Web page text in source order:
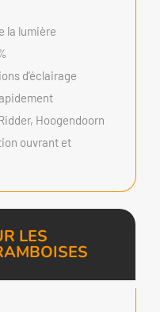
la lumière
d’éclairage
Hoogendoorn
ouvrant et
LES